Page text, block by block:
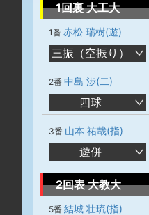
1回裏 大工大
1番 赤松 瑞樹(遊)
三振（空振り）
2番 中島 渉(二)
四球
3番 山本 祐哉(指)
遊併
2回表 大教大
5番 結城 壮琉(指)